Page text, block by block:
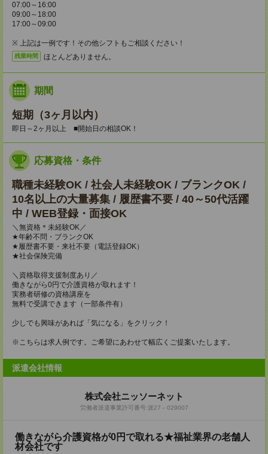
07:00～16:00
09:00～18:00
17:00～09:00
※ 上記は一例です！その他シフトもご相談ください！
残業時間 ほとんどありません。
期間
短期（3ヶ月以内）
即日～2ヶ月以上 ■開始日の相談OK！
応募資格・条件
職種未経験OK / 社会人未経験OK / ブランクOK /
10名以上の大量募集 / 履歴書不要 / 40～50代活躍
中 / WEB登録・面接OK
＼無資格＊未経験OK／
★年齢不問・ブランクOK
★履歴書不要・来社不要（電話登録OK）
★社会保険完備
＼資格取得支援制度あり／
働きながら0円で介護資格が取れます！
実務者研修の資格講座を
無料で受講できます（一部条件有）
少しでも興味があれば「気になる」をクリック！
※こちらは求人例です。ご希望にあわせて幅広くご提案いたします。
派遣会社情報
株式会社ニッソーネット
労働者派遣事業許可番号:派27－029007
働きながら介護資格が0円で取れる★福祉業界の老舗人
材会社です